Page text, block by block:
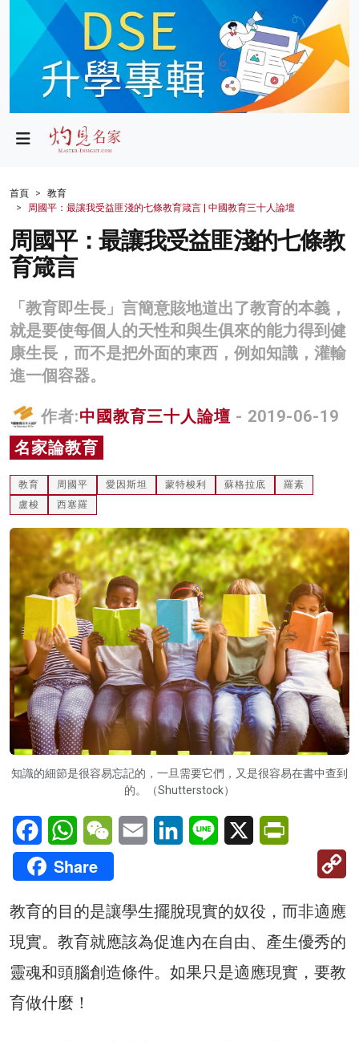
政局
財經
生活
健康
商業
科技
影片
名家榜
灼見活動
關於我們
首頁
教育
周國平：最讓我受益匪淺的七條教育箴言 | 中國教育三十人論壇
周國平：最讓我受益匪淺的七條教
育箴言
「教育即生長」言簡意賅地道出了教育的本義，
就是要使每個人的天性和與生俱來的能力得到健
康生長，而不是把外面的東西，例如知識，灌輸
進一個容器。
作者:中國教育三十人論壇 - 2019-06-19
名家論教育
教育 周國平 愛因斯坦 蒙特梭利 蘇格拉底
羅素
盧梭
西塞羅
知識的細節是很容易忘記的，一旦需要它們，又是很容易在書中查到
的。（Shutterstock）
FacebookWhatsAppWeChatEmail LinkedInLine X
Share
教育的目的是讓學生擺脫現實的奴役，而非適應
現實。教育就應該為促進內在自由、產生優秀的
靈魂和頭腦創造條件。如果只是適應現實，要教
育做什麼！